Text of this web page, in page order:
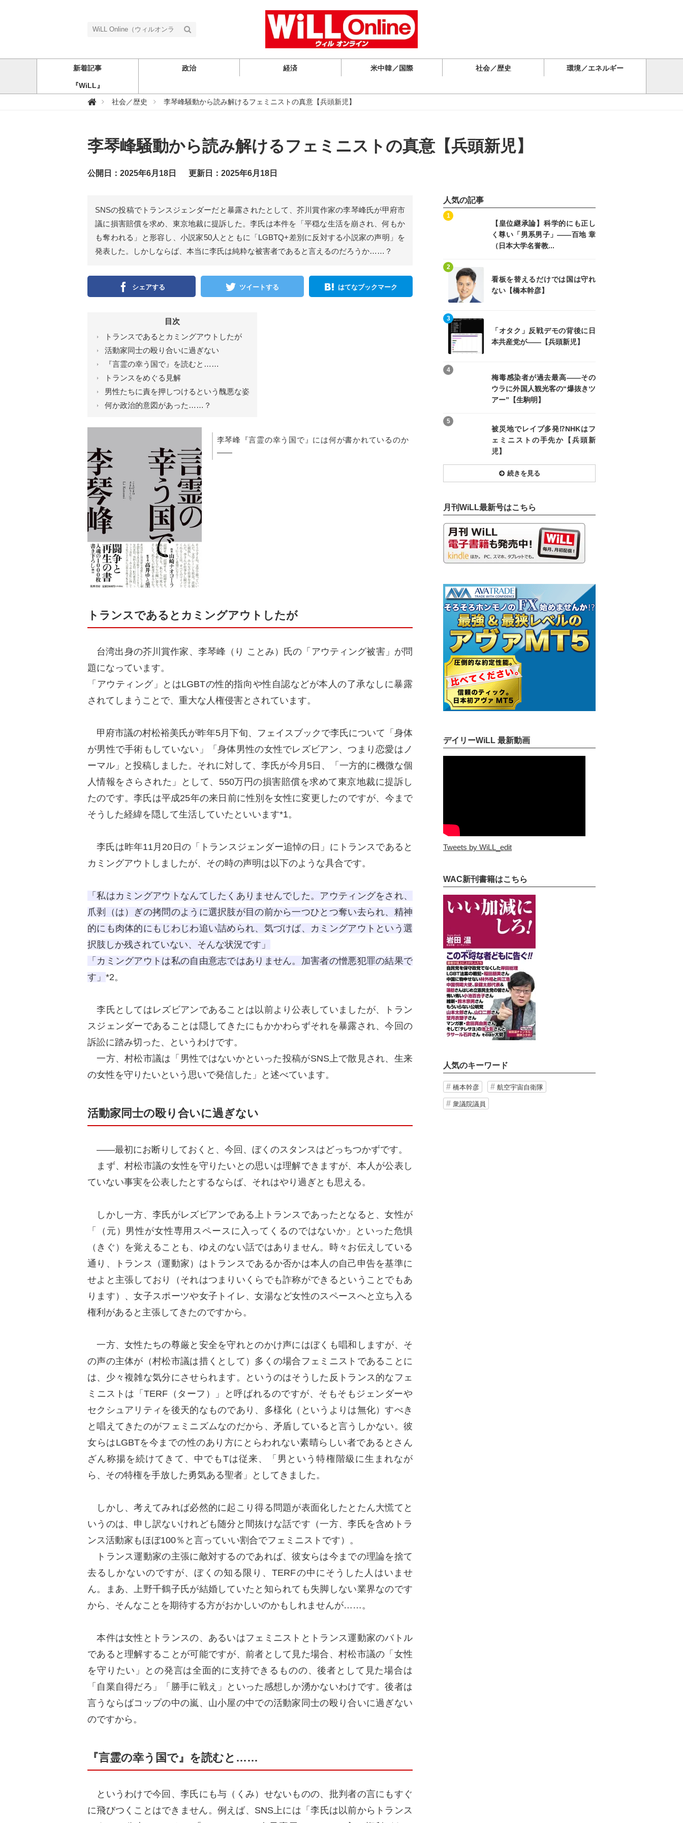
新着記事 政治 経済 米中韓／国際 社会／歴史 環境／エネルギー
『WiLL』
W
n
l
i
（
ウ
ン
ラ
イ
ン
）
社会／歴史 李琴峰騒動から読み解けるフェミニストの真意【兵頭新児】
李琴峰騒動から読み解けるフェミニストの真意【兵頭新児】
公開日：2025年6月18日 更新日：2025年6月18日
SNSの投稿でトランスジェンダーだと暴露されたとして、芥川賞作家の李琴峰氏が甲府市
議に損害賠償を求め、東京地裁に提訴した。李氏は本件を「平穏な生活を崩され、何もか
も奪われる」と形容し、小説家50人とともに「LGBTQ+差別に反対する小説家の声明」を
発表した。しかしならば、本当に李氏は純粋な被害者であると言えるのだろうか……？
シェアする ツイートする はてなブックマーク
目次
トランスであるとカミングアウトしたが
活動家同士の殴り合いに過ぎない
『言霊の幸う国で』を読むと……
トランスをめぐる見解
男性たちに責を押しつけるという醜悪な姿
何か政治的意図があった……？
李琴峰『言霊の幸う国で』には何が書かれているのか
――
トランスであるとカミングアウトしたが
台湾出身の芥川賞作家、李琴峰（り ことみ）氏の「アウティング被害」が問
題になっています。
「アウティング」とはLGBTの性的指向や性自認などが本人の了承なしに暴露
されてしまうことで、重大な人権侵害とされています。
甲府市議の村松裕美氏が昨年5月下旬、フェイスブックで李氏について「身体
が男性で手術もしていない」「身体男性の女性でレズビアン、つまり恋愛はノ
ーマル」と投稿しました。それに対して、李氏が今月5日、「一方的に機微な個
人情報をさらされた」として、550万円の損害賠償を求めて東京地裁に提訴し
たのです。李氏は平成25年の来日前に性別を女性に変更したのですが、今まで
そうした経緯を隠して生活していたといいます*1。
李氏は昨年11月20日の「トランスジェンダー追悼の日」にトランスであると
カミングアウトしましたが、その時の声明は以下のような具合です。
「私はカミングアウトなんてしたくありませんでした。アウティングをされ、
爪剥（は）ぎの拷問のように選択肢が目の前から一つひとつ奪い去られ、精神
的にも肉体的にもじわじわ追い詰められ、気づけば、カミングアウトという選
択肢しか残されていない、そんな状況です」
「カミングアウトは私の自由意志ではありません。加害者の憎悪犯罪の結果で
す」 *2。
李氏としてはレズビアンであることは以前より公表していましたが、トラン
スジェンダーであることは隠してきたにもかかわらずそれを暴露され、今回の
訴訟に踏み切った、というわけです。
一方、村松市議は「男性ではないかといった投稿がSNS上で散見され、生来
の女性を守りたいという思いで発信した」と述べています。
活動家同士の殴り合いに過ぎない
――最初にお断りしておくと、今回、ぼくのスタンスはどっちつかずです。
まず、村松市議の女性を守りたいとの思いは理解できますが、本人が公表し
ていない事実を公表したとするならば、それはやり過ぎとも思える。
しかし一方、李氏がレズビアンである上トランスであったとなると、女性が
「（元）男性が女性専用スペースに入ってくるのではないか」といった危惧
（きぐ）を覚えることも、ゆえのない話ではありません。時々お伝えしている
通り、トランス（運動家）はトランスであるか否かは本人の自己申告を基準に
せよと主張しており（それはつまりいくらでも詐称ができるということでもあ
ります）、女子スポーツや女子トイレ、女湯など女性のスペースへと立ち入る
権利があると主張してきたのですから。
一方、女性たちの尊厳と安全を守れとのかけ声にはぼくも唱和しますが、そ
の声の主体が（村松市議は措くとして）多くの場合フェミニストであることに
は、少々複雑な気分にさせられます。というのはそうした反トランス的なフェ
ミニストは「TERF（ターフ）」と呼ばれるのですが、そもそもジェンダーや
セクシュアリティを後天的なものであり、多様化（というよりは無化）すべき
と唱えてきたのがフェミニズムなのだから、矛盾していると言うしかない。彼
女らはLGBTを今までの性のあり方にとらわれない素晴らしい者であるとさん
ざん称揚を続けてきて、中でもTは従来、「男という特権階級に生まれなが
ら、その特権を手放した勇気ある聖者」としてきました。
しかし、考えてみれば必然的に起こり得る問題が表面化したとたん大慌てと
いうのは、申し訳ないけれども随分と間抜けな話です（一方、李氏を含めトラ
ンス活動家もほぼ100％と言っていい割合でフェミニストです）。
トランス運動家の主張に敵対するのであれば、彼女らは今までの理論を捨て
去るしかないのですが、ぼくの知る限り、TERFの中にそうした人はいませ
ん。まあ、上野千鶴子氏が結婚していたと知られても失脚しない業界なのです
から、そんなことを期待する方がおかしいのかもしれませんが……。
本件は女性とトランスの、あるいはフェミニストとトランス運動家のバトル
であると理解することが可能ですが、前者として見た場合、村松市議の「女性
を守りたい」との発言は全面的に支持できるものの、後者として見た場合は
「自業自得だろ」「勝手に戦え」といった感想しか湧かないわけです。後者は
言うならばコップの中の嵐、山小屋の中での活動家同士の殴り合いに過ぎない
のですから。
『言霊の幸う国で』を読むと……
というわけで今回、李氏にも与（くみ）せないものの、批判者の言にもすぐ
に飛びつくことはできません。例えば、SNS上には「李氏は以前からトランス
人気の記事
【皇位継承論】科学的にも正し
く尊い「男系男子」――百地 章
（日本大学名誉教...
1
看板を替えるだけでは国は守れ
ない【橋本幹彦】
2
「オタク」反戦デモの背後に日
本共産党が――【兵頭新児】
3
梅毒感染者が過去最高――その
ウラに外国人観光客の“爆抜きツ
アー”【生駒明】
4
被災地でレイプ多発⁉NHKはフ
ェミニストの手先か【兵頭新
児】
5
続きを見る
月刊WiLL最新号はこちら
デイリーWiLL 最新動画
Tweets by WiLL_edit
WAC新刊書籍はこちら
人気のキーワード
橋本幹彦 航空宇宙自衛隊
衆議院議員